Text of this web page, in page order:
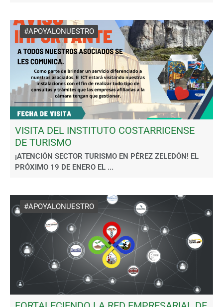
#APOYALONUESTRO
VISITA DEL INSTITUTO COSTARRICENSE
DE TURISMO
¡ATENCIÓN SECTOR TURISMO EN PÉREZ ZELEDÓN! EL
PRÓXIMO 19 DE ENERO EL ...
#APOYALONUESTRO